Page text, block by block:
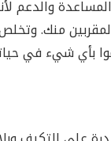
والدعم لأنك
منك.
بأي شيء في